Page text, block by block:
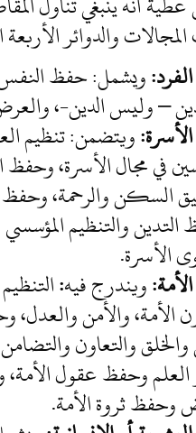
والدوائر الأربعة
ويشمل: حفظ
– وليس الدين-،
ويتضمن: تنظيم
في مجال الأسرة، وحفظ
السكن والرحمة،
والتنظيم المؤسسي
الأسرة.
ويندرج فيه:
الأمة، والأمن والعدل،
والخلق والتعاون
وحفظ عقول الأمة،
وحفظ ثروة الأمة.